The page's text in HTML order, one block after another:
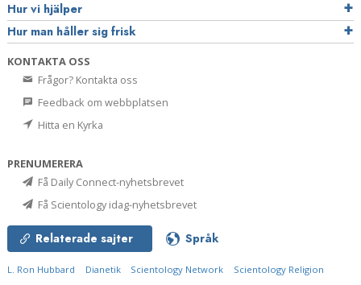
Hur vi hjälper
Hur man håller sig frisk
KONTAKTA OSS
Frågor? Kontakta oss
Feedback om webbplatsen
Hitta en Kyrka
PRENUMERERA
Få Daily Connect-nyhetsbrevet
Få Scientology idag-nyhetsbrevet
Relaterade sajter Språk
L. Ron Hubbard Dianetik Scientology Network
Scientology Religion